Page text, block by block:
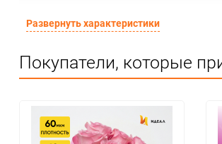
Материал
Минимальное количество
ЦветНоменклатуры
Развернуть характеристики
Покупатели, которые